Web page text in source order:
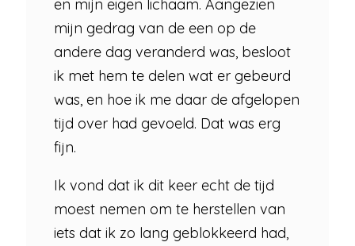
en mijn eigen lichaam. Aangezien
mijn gedrag van de een op de
andere dag veranderd was, besloot
ik met hem te delen wat er gebeurd
was, en hoe ik me daar de afgelopen
tijd over had gevoeld. Dat was erg
fijn.
Ik vond dat ik dit keer echt de tijd
moest nemen om te herstellen van
iets dat ik zo lang geblokkeerd had,